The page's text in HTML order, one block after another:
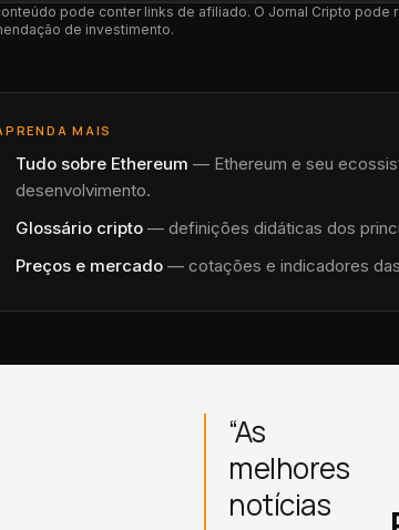
pode conter links de afiliado. O Jornal Cripto
de investimento.
MAIS
Tudo sobre Ethereum — Ethereum e seu
desenvolvimento.
Glossário cripto — definições didáticas dos
Preços e mercado — cotações e indicadores
“As
melhores
notícias